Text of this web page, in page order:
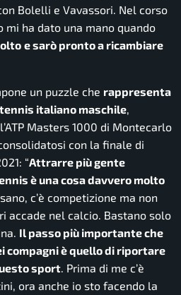
Bolelli e Vavassori. Nel corso
ha dato una mano quando
e sarò pronto a ricambiare
un puzzle che rappresenta
italiano maschile,
Masters 1000 di Montecarlo
con la finale di
“Attrarre più gente
è una cosa davvero molto
c’è competizione ma non
accade nel calcio. Bastano solo
Il passo più importante che
compagni è quello di riportare
sport. Prima di me c’è
ora anche io sto facendo la